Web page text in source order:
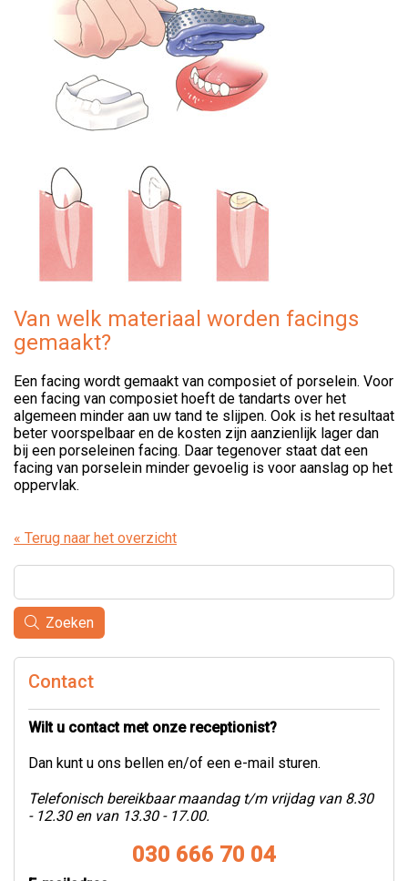
Van welk materiaal worden facings
gemaakt?
Een facing wordt gemaakt van composiet of porselein. Voor
een facing van composiet hoeft de tandarts over het
algemeen minder aan uw tand te slijpen. Ook is het resultaat
beter voorspelbaar en de kosten zijn aanzienlijk lager dan
bij een porseleinen facing. Daar tegenover staat dat een
facing van porselein minder gevoelig is voor aanslag op het
oppervlak.
« Terug naar het overzicht
Zoeken
Contact
Wilt u contact met onze receptionist?
Dan kunt u ons bellen en/of een e-mail sturen.
Telefonisch bereikbaar maandag t/m vrijdag van 8.30
- 12.30 en van 13.30 - 17.00.
030 666 70 04